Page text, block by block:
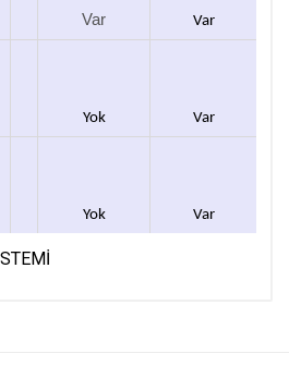
Var Var
Yok Var
Yok Var